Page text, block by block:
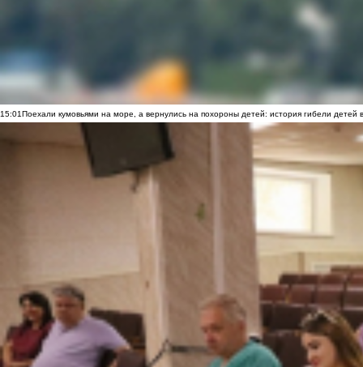
15:01Поехали кумовьями на море, а вернулись на похороны детей: история гибели детей